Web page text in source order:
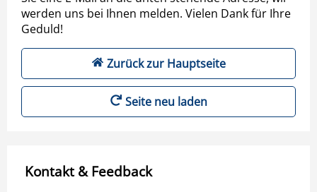
werden uns bei Ihnen melden. Vielen Dank für Ihre
Geduld!
Zurück zur Hauptseite
Seite neu laden
Kontakt & Feedback